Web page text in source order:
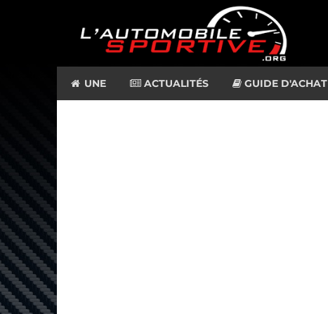
UNE ACTUALITÉS GUIDE D'ACHAT